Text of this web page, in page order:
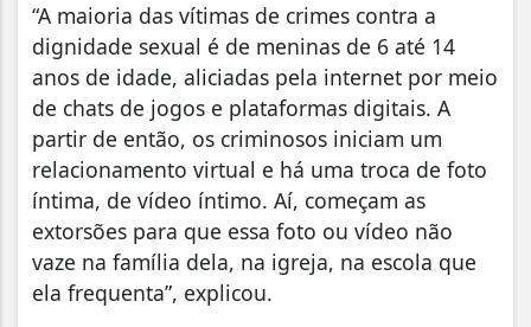
“A maioria das vítimas de crimes contra a
dignidade sexual é de meninas de 6 até 14
anos de idade, aliciadas pela internet por meio
de chats de jogos e plataformas digitais. A
partir de então, os criminosos iniciam um
relacionamento virtual e há uma troca de foto
íntima, de vídeo íntimo. Aí, começam as
extorsões para que essa foto ou vídeo não
vaze na família dela, na igreja, na escola que
ela frequenta”, explicou.